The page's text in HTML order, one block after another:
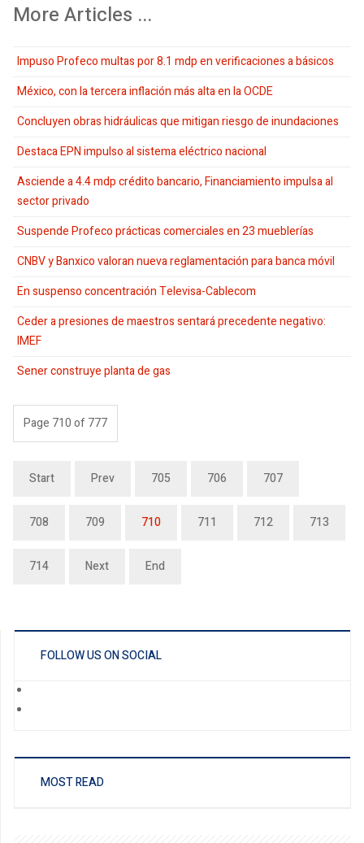
More Articles ...
Impuso Profeco multas por 8.1 mdp en verificaciones a básicos
México, con la tercera inflación más alta en la OCDE
Concluyen obras hidráulicas que mitigan riesgo de inundaciones
Destaca EPN impulso al sistema eléctrico nacional
Asciende a 4.4 mdp crédito bancario, Financiamiento impulsa al
sector privado
Suspende Profeco prácticas comerciales en 23 mueblerías
CNBV y Banxico valoran nueva reglamentación para banca móvil
En suspenso concentración Televisa-Cablecom
Ceder a presiones de maestros sentará precedente negativo:
IMEF
Sener construye planta de gas
Page 710 of 777
Start Prev 705 706 707
708 709 710 711 712 713
714 Next End
FOLLOW US ON SOCIAL
MOST READ